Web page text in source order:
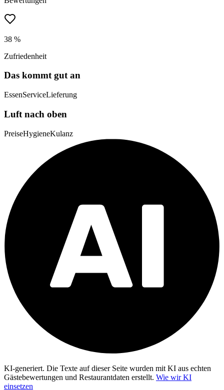
38 %
Zufriedenheit
Das kommt gut an
EssenServiceLieferung
Luft nach oben
PreiseHygieneKulanz
KI-generiert. Die Texte auf dieser Seite wurden mit KI aus echten
Gästebewertungen und Restaurantdaten erstellt. Wie wir KI
einsetzen